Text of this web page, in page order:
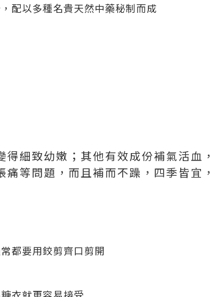
配以多種名貴天然中藥秘制而成
得細致幼嫩；其他有效成份補氣活血，
痛等問題，而且補而不躁，四季皆宜，
都要用鉸剪齊口剪開